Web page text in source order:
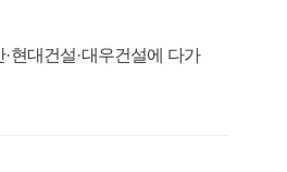
현대건설·대우건설에 다가